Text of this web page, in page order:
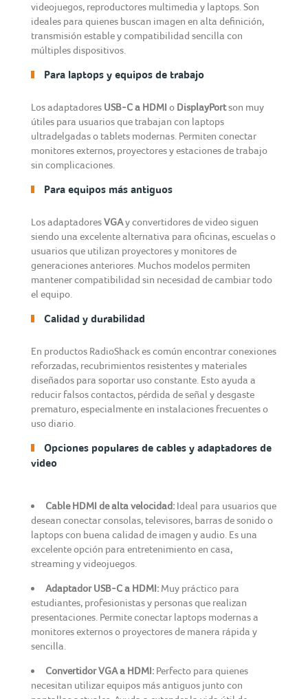
videojuegos, reproductores multimedia y laptops. Son
ideales para quienes buscan imagen en alta definición,
transmisión estable y compatibilidad sencilla con
múltiples dispositivos.
Para laptops y equipos de trabajo
Los adaptadores USB-C a HDMI o DisplayPortson muy
útiles para usuarios que trabajan con laptops
ultradelgadas o tablets modernas. Permiten conectar
monitores externos, proyectores y estaciones de trabajo
sin complicaciones.
Para equipos más antiguos
Los adaptadoresVGAy convertidores de video siguen
siendo una excelente alternativa para oficinas, escuelas o
usuarios que utilizan proyectores y monitores de
generaciones anteriores. Muchos modelos permiten
mantener compatibilidad sin necesidad de cambiar todo
el equipo.
Calidad y durabilidad
En productos RadioShack es común encontrar conexiones
reforzadas, recubrimientos resistentes y materiales
diseñados para soportar uso constante. Esto ayuda a
reducir falsos contactos, pérdida de señal y desgaste
prematuro, especialmente en instalaciones frecuentes o
uso diario.
Opciones populares de cables y adaptadores de
video
Cable HDMI de alta velocidad:Ideal para usuarios que
desean conectar consolas, televisores, barras de sonido o
laptops con buena calidad de imagen y audio. Es una
excelente opción para entretenimiento en casa,
streaming y videojuegos.
Adaptador USB-C a HDMI:Muy práctico para
estudiantes, profesionistas y personas que realizan
presentaciones. Permite conectar laptops modernas a
monitores externos o proyectores de manera rápida y
sencilla.
Convertidor VGA a HDMI:Perfecto para quienes
necesitan utilizar equipos más antiguos junto con